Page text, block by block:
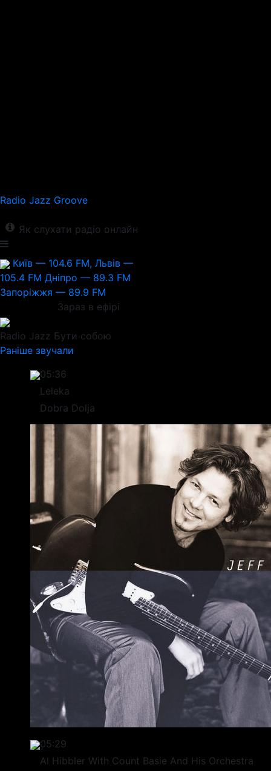
Radio Jazz Groove
Як слухати радіо онлайн
Київ — 104.6 FM, Львів —
105.4 FM Дніпро — 89.3 FM
Запоріжжя — 89.9 FM
Зараз в ефірі
Radio Jazz Бути собою
Раніше звучали
05:36
Leleka
Dobra Dolja
05:29
Al Hibbler With Count Basie And His Orchestra